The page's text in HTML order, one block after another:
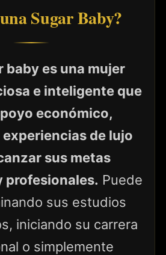
Sugar Baby?
baby es una mujer
e inteligente que
económico,
de lujo
sus metas
profesionales. Puede
sus estudios
iniciando su carrera
o simplemente